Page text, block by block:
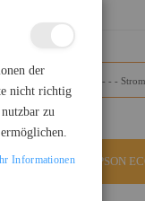
EPSON
der
nicht richtig
zu
Informationen